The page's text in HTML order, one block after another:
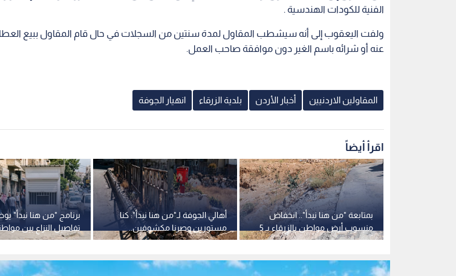
الفنية للكودات الهندسية .
ولفت اليعقوب إلى أنه سيشطب المقاول لمدة سنتين من السجلات في حال قام المقاول ببيع العطاء
عنه أو شرائه باسم الغير دون موافقة صاحب العمل.
المقاولين الاردنيين أخبار الأردن بلدية الزرقاء انهيار الجوفة
اقرأ أيضاً
برنامج "من هنا نبدأ"
تفاصيل النزاع بين
كشك في الزرقاء
أهالي الجوفة لـ"من هنا نبدأ": كنا
مستورين وصرنا مكشوفين..
والشمري يؤكد أن الهدف الحفاظ
بمتابعة "من هنا نبدأ".. انخفاض
منسوب أرض مواطن بالزرقاء بـ 5
أمتار بسبب طمم الجيران.. فيديو